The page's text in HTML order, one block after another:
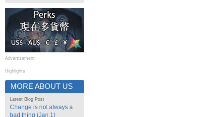
Advertisement
Highlights
MORE ABOUT US
Latest Blog Post
Change is not always a
bad thing (Jan 1)